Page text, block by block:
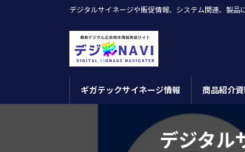
キ
に
デジタルサイネージや販促情報、システム関連、製品
ギガテックサイネージ情報 商品紹介
デジタル